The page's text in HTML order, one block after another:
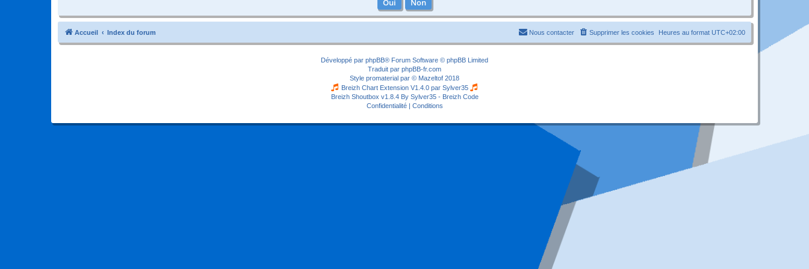
Accueil Index du forum Heures au format UTC+02:00
Supprimer les cookies
Nous contacter
Développé par phpBB® Forum Software © phpBB Limited
Traduit par phpBB-fr.com
Style promaterial par © Mazeltof 2018
Breizh Chart Extension V1.4.0 par Sylver35
Breizh Shoutbox v1.8.4 By Sylver35 - Breizh Code
Confidentialité| Conditions